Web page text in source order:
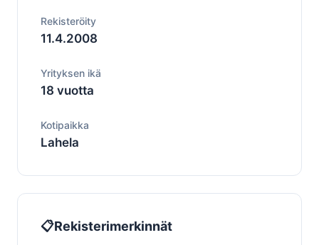
Rekisteröity
11.4.2008
Yrityksen ikä
18 vuotta
Kotipaikka
Lahela
📋Rekisterimerkinnät